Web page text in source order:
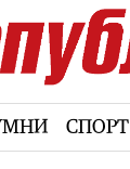
СПОРТ